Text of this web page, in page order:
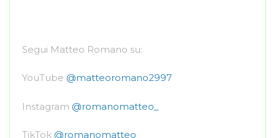
Segui Matteo Romano su:
YouTube @matteoromano2997
Instagram @romanomatteo_
TikTok @romanomatteo_